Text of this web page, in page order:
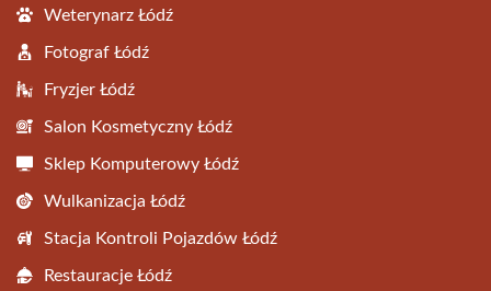
Weterynarz Łódź
Fotograf Łódź
Fryzjer Łódź
Salon Kosmetyczny Łódź
Sklep Komputerowy Łódź
Wulkanizacja Łódź
Stacja Kontroli Pojazdów Łódź
Restauracje Łódź